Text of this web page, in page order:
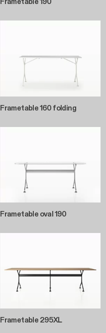
Frametable 160 folding
Frametable oval 190
Frametable 295XL